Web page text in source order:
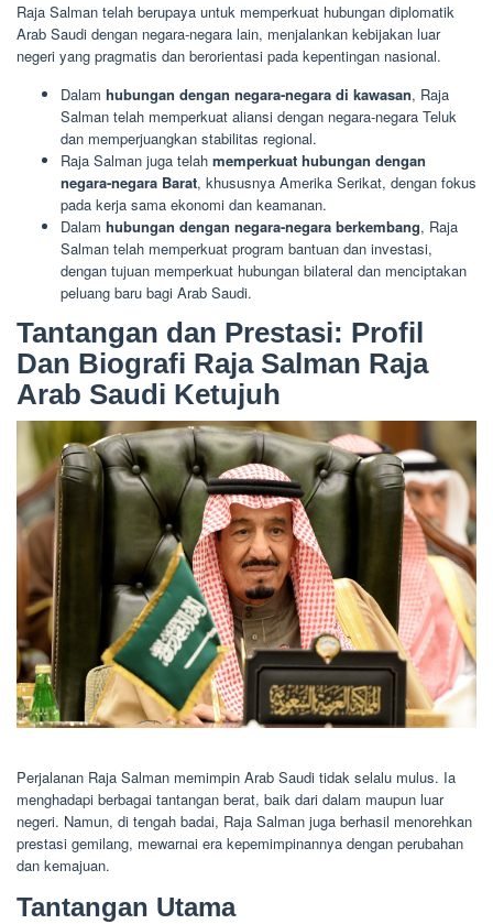
Raja Salman telah berupaya untuk memperkuat hubungan diplomatik
Arab Saudi dengan negara-negara lain, menjalankan kebijakan luar
negeri yang pragmatis dan berorientasi pada kepentingan nasional.
Dalam hubungan dengan negara-negara di kawasan, Raja
Salman telah memperkuat aliansi dengan negara-negara Teluk
dan memperjuangkan stabilitas regional.
Raja Salman juga telah memperkuat hubungan dengan
negara-negara Barat, khususnya Amerika Serikat, dengan fokus
pada kerja sama ekonomi dan keamanan.
Dalam hubungan dengan negara-negara berkembang, Raja
Salman telah memperkuat program bantuan dan investasi,
dengan tujuan memperkuat hubungan bilateral dan menciptakan
peluang baru bagi Arab Saudi.
Tantangan dan Prestasi: Profil
Dan Biografi Raja Salman Raja
Arab Saudi Ketujuh
Perjalanan Raja Salman memimpin Arab Saudi tidak selalu mulus. Ia
menghadapi berbagai tantangan berat, baik dari dalam maupun luar
negeri. Namun, di tengah badai, Raja Salman juga berhasil menorehkan
prestasi gemilang, mewarnai era kepemimpinannya dengan perubahan
dan kemajuan.
Tantangan Utama